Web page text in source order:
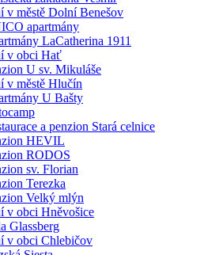
v městě Dolní Benešov
apartmány
LaCatherina 1911
v obci Hať
U sv. Mikuláše
v městě Hlučín
U Bašty
a penzion Stará celnice
HEVIL
RODOS
sv. Florian
Terezka
Velký mlýn
v obci Hněvošice
Glassberg
v obci Chlebičov